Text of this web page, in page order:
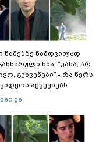
ნამდვილად
ხმა: “კახა, არ
გეხვეწები” - რა წერს
აქვეყნებს
ტარიელ კაკაბაძე?